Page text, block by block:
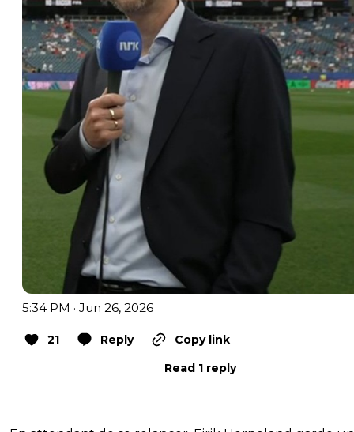
5:34 PM · Jun 26, 2026
21 Reply
Copy link
Read 1 reply